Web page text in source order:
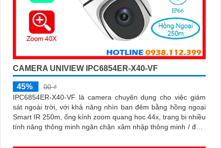
CAMERA UNIVIEW IPC6854ER-X40-VF
45%
00 ₫
IPC6854ER-X40-VF là camera chuyên dụng cho việc giám
sát ngoài trời, với khả năng nhìn ban đêm bằng hồng ngoại
Smart IR 250m, ống kính zoom quang học 44x, trang bị nhiều
tính năng thông minh ngăn chặn xâm nhập thông minh / đếm